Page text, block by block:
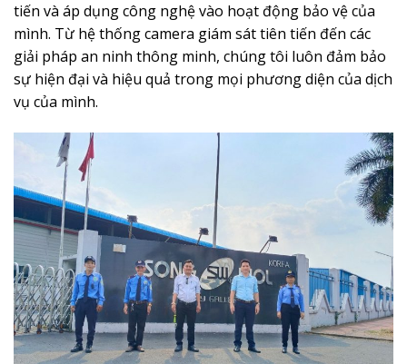
tiến và áp dụng công nghệ vào hoạt động bảo vệ của
mình. Từ hệ thống camera giám sát tiên tiến đến các
giải pháp an ninh thông minh, chúng tôi luôn đảm bảo
sự hiện đại và hiệu quả trong mọi phương diện của dịch
vụ của mình.